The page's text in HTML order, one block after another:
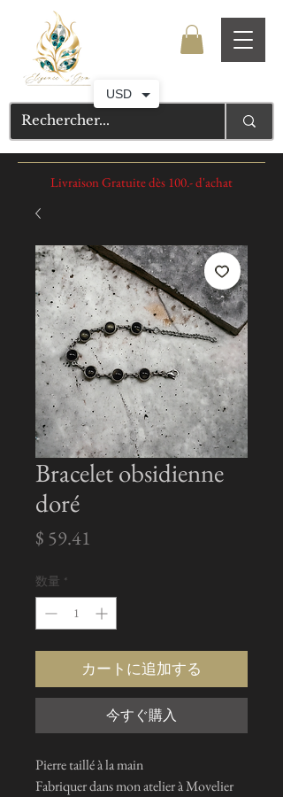
Livraison Gratuite dès 100.- d'achat
Bracelet obsidienne
doré
$ 59.41
数量 *
カートに追加する
今すぐ購入
Pierre taillé à la main
Fabriquer dans mon atelier à Movelier
USD